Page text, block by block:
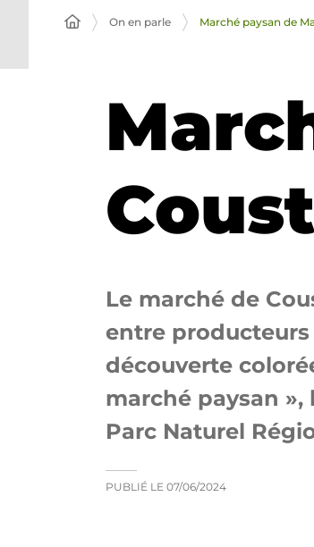
On en parle Marché paysan de
Le marché de
entre
découverte
marché paysan
Parc Naturel
PUBLIÉ LE 07/06/2024